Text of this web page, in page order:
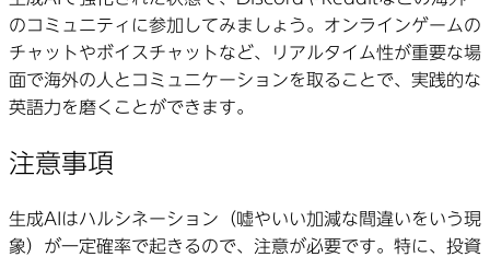
のコミュニティに参加してみましょう。オンラインゲームの
チャットやボイスチャットなど、リアルタイム性が重要な場
面で海外の人とコミュニケーションを取ることで、実践的な
英語力を磨くことができます。
注意事項
生成AIはハルシネーション（嘘やいい加減な間違いをいう現
象）が一定確率で起きるので、注意が必要です。特に、投資